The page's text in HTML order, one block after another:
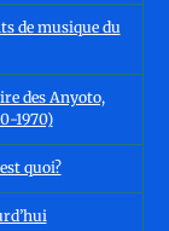
de musique du
des Anyoto,
1970)
quoi?